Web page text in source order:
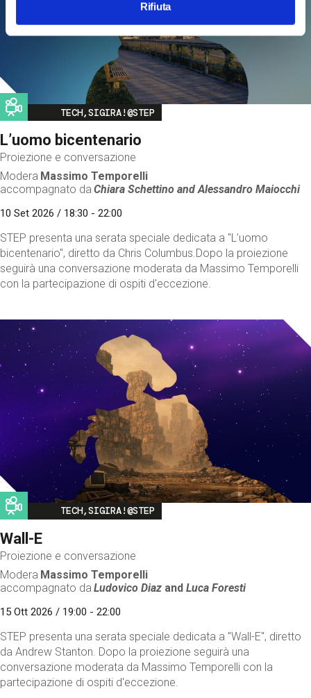
Rifiuta
Image
TECH,SIGIRA!@STEP
L’uomo bicentenario
Proiezione e conversazione
Modera Massimo Temporelli
accompagnato da Chiara Schettino andAlessandro Maiocchi
10 Set 2026 / 18:30 - 22:00
STEP presenta una serata speciale dedicata a "L’uomo
bicentenario", diretto da Chris Columbus.Dopo la proiezione
seguirà una conversazione moderata da Massimo Temporelli
con la partecipazione di ospiti d'eccezione.
Image
TECH,SIGIRA!@STEP
Wall-E
Proiezione e conversazione
Modera Massimo Temporelli
accompagnato da Ludovico Diaz andLuca Foresti
15 Ott 2026 / 19:00 - 22:00
STEP presenta una serata speciale dedicata a "Wall-E", diretto
da Andrew Stanton. Dopo la proiezione seguirà una
conversazione moderata da Massimo Temporelli con la
partecipazione di ospiti d'eccezione.